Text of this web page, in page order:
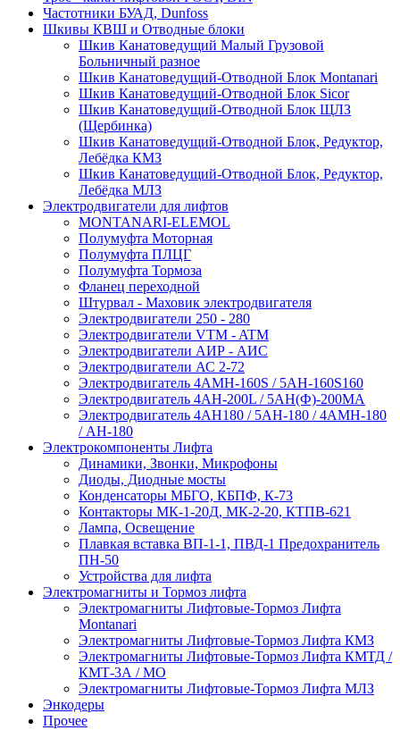
Частотники БУАД, Dunfoss
Шкивы КВШ и Отводные блоки
Шкив Канатоведущий Малый Грузовой
Больничный разное
Шкив Канатоведущий-Отводной Блок Montanari
Шкив Канатоведущий-Отводной Блок Sicor
Шкив Канатоведущий-Отводной Блок ЩЛЗ
(Щербинка)
Шкив Канатоведущий-Отводной Блок, Редуктор,
Лебёдка КМЗ
Шкив Канатоведущий-Отводной Блок, Редуктор,
Лебёдка МЛЗ
Электродвигатели для лифтов
MONTANARI-ELEMOL
Полумуфта Моторная
Полумуфта ПЛЦГ
Полумуфта Тормоза
Фланец переходной
Штурвал - Маховик электродвигателя
Электродвигатели 250 - 280
Электродвигатели VTM - ATM
Электродвигатели АИР - АИС
Электродвигатели АС 2-72
Электродвигатель 4АМН-160S / 5АН-160S160
Электродвигатель 4АН-200L / 5АН(Ф)-200МА
Электродвигатель 4АН180 / 5АН-180 / 4АМН-180
/ АН-180
Электрокомпоненты Лифта
Динамики, Звонки, Микрофоны
Диоды, Диодные мосты
Конденсаторы МБГО, КБПФ, К-73
Контакторы МК-1-20Д, МК-2-20, КТПВ-621
Лампа, Освещение
Плавкая вставка ВП-1-1, ПВД-1 Предохранитель
ПН-50
Устройства для лифта
Электромагниты и Тормоз лифта
Электромагниты Лифтовые-Тормоз Лифта
Montanari
Электромагниты Лифтовые-Тормоз Лифта КМЗ
Электромагниты Лифтовые-Тормоз Лифта КМТД /
КМТ-3А / МО
Электромагниты Лифтовые-Тормоз Лифта МЛЗ
Энкодеры
Прочее